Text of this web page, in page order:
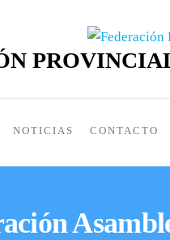
NOTICIAS CONTACTO